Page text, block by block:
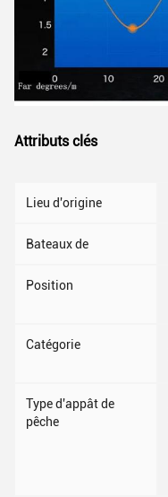
Attributs clés
Lieu d'origine
Bateaux de
Position
Catégorie
Type d'appât de
pêche